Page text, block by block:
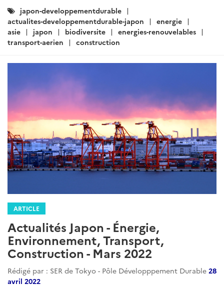
Catégories
:
japon-developpementdurable
actualites-developpementdurable-japon
energie
asie
japon biodiversite
energies-renouvelables
transport-aerien
construction
ARTICLE
Actualités Japon - Énergie,
Environnement, Transport,
Construction - Mars 2022
Rédigé par : SER de Tokyo - Pôle Développpement Durable 28
avril 2022